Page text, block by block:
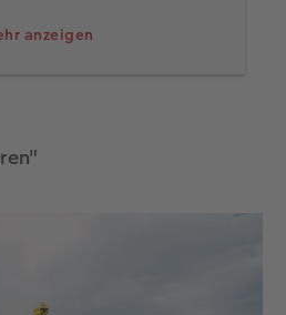
anzeigen
mit der Zeitautomatik
Dann solltet ihr